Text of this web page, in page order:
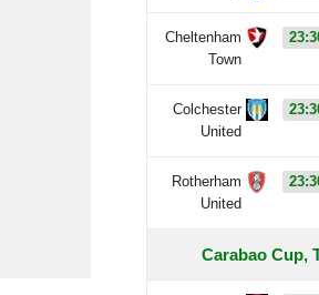
Cheltenham
Town
Colchester
United
Rotherham
United
Carabao Cup,